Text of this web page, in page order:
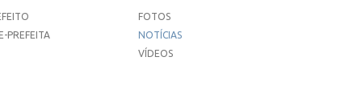
PREFEITA
FOTOS
NOTÍCIAS
VÍDEOS